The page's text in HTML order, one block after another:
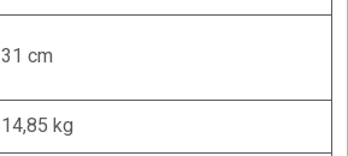
31 cm
14,85 kg